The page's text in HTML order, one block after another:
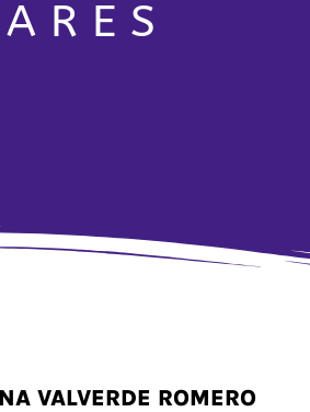
VALVERDE ROMERO